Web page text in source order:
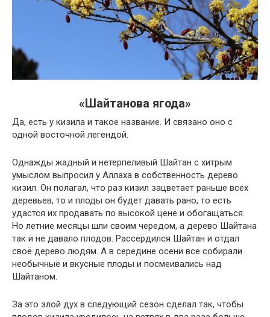
«Шайтанова ягода»
Да, есть у кизила и такое название. И связано оно с
одной восточной легендой.
Однажды жадный и нетерпеливый Шайтан с хитрым
умыслом выпросил у Аллаха в собственность дерево
кизил. Он полагал, что раз кизил зацветает раньше всех
деревьев, то и плоды он будет давать рано, то есть
удастся их продавать по высокой цене и обогащаться.
Но летние месяцы шли своим чередом, а дерево Шайтана
так и не давало плодов. Рассердился Шайтан и отдал
своё дерево людям. А в середине осени все собирали
необычные и вкусные плоды и посмеивались над
Шайтаном.
За это злой дух в следующий сезон сделал так, чтобы